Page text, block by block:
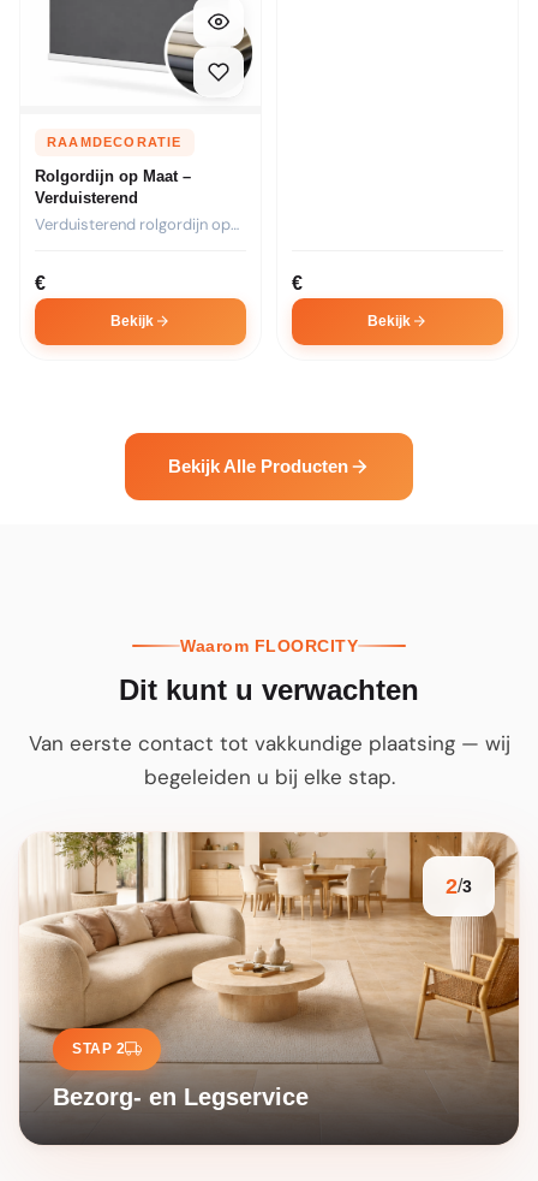
RAAMDECORATIE
Rolgordijn op Maat –
Verduisterend
Verduisterend rolgordijn op
€
Bekijk
€
Bekijk
Bekijk Alle Producten
Waarom FLOORCITY
Dit kunt u verwachten
Van eerste contact tot vakkundige plaatsing — wij
begeleiden u bij elke stap.
2/3
STAP 2
Bezorg- en Legservice